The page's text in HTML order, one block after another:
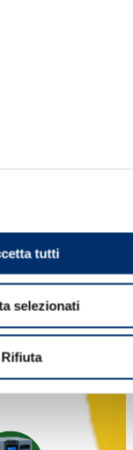
tutti
selezionati
Rifiuta
YAP